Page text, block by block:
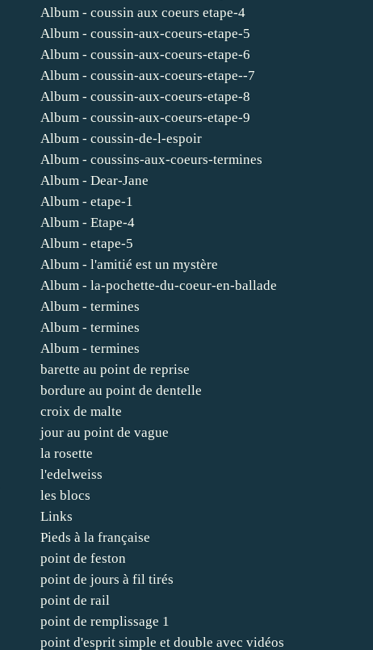
Album - coussin aux coeurs etape-4
Album - coussin-aux-coeurs-etape-5
Album - coussin-aux-coeurs-etape-6
Album - coussin-aux-coeurs-etape--7
Album - coussin-aux-coeurs-etape-8
Album - coussin-aux-coeurs-etape-9
Album - coussin-de-l-espoir
Album - coussins-aux-coeurs-termines
Album - Dear-Jane
Album - etape-1
Album - Etape-4
Album - etape-5
Album - l'amitié est un mystère
Album - la-pochette-du-coeur-en-ballade
Album - termines
Album - termines
Album - termines
barette au point de reprise
bordure au point de dentelle
croix de malte
jour au point de vague
la rosette
l'edelweiss
les blocs
Links
Pieds à la française
point de feston
point de jours à fil tirés
point de rail
point de remplissage 1
point d'esprit simple et double avec vidéos